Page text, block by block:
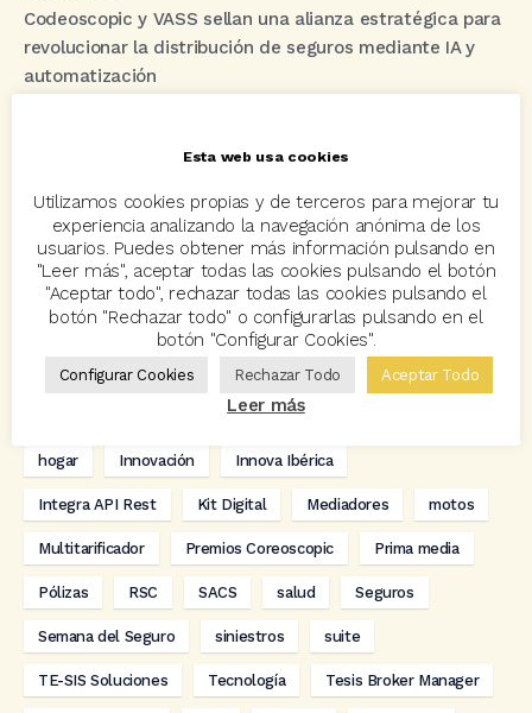
Codeoscopic y VASS sellan una alianza estratégica para
revolucionar la distribución de seguros mediante IA y
automatización
acuerdo Acuerdos Allianz asisa autos
Avant2 Avant2 Sales Manager ayudas Bcover
Carlos Rovira Codeoscopic Codeoscopic Academy
Codeoscopic Workspace Coverize Decesos
Eventos formación
hogar Innovación Innova Ibérica
Integra API Rest Kit Digital Mediadores motos
Multitarificador Premios Coreoscopic Prima media
Pólizas RSC SACS salud Seguros
Semana del Seguro siniestros suite
TE-SIS Soluciones Tecnología Tesis Broker Manager
Esta web usa cookies
Utilizamos cookies propias y de terceros para mejorar tu
experiencia analizando la navegación anónima de los
usuarios. Puedes obtener más información pulsando en
"Leer más", aceptar todas las cookies pulsando el botón
"Aceptar todo", rechazar todas las cookies pulsando el
botón "Rechazar todo" o configurarlas pulsando en el
botón "Configurar Cookies".
Configurar Cookies Rechazar Todo Aceptar Todo
Leer más